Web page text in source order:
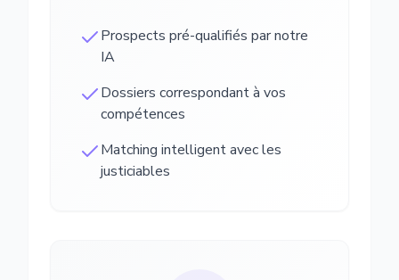
Prospects pré-qualifiés par notre
IA
Dossiers correspondant à vos
compétences
Matching intelligent avec les
justiciables